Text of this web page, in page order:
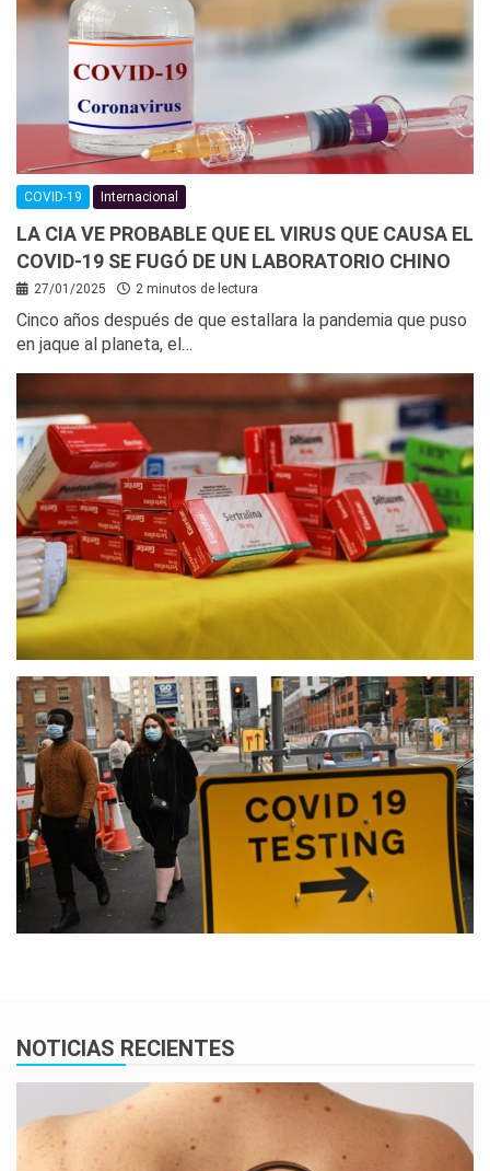
COVID-19 Internacional
LA CIA VE PROBABLE QUE EL VIRUS QUE CAUSA EL
COVID-19 SE FUGÓ DE UN LABORATORIO CHINO
27/01/2025 2 minutos de lectura
Cinco años después de que estallara la pandemia que puso
en jaque al planeta, el…
NOTICIAS RECIENTES